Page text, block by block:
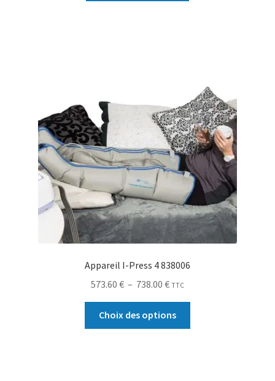
Appareil I-Press 4 838006
573.60 € – 738.00 € TTC
Choix des options